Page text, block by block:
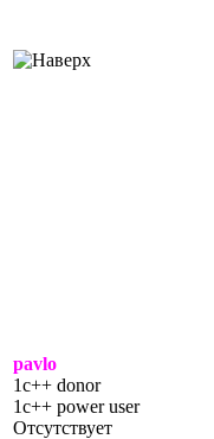
pavlo
1c++ donor
1c++ power user
Отсутствует